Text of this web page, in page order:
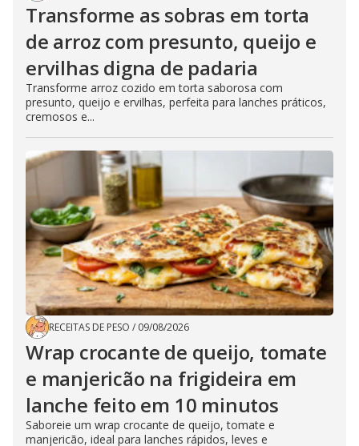
Transforme as sobras em torta
de arroz com presunto, queijo e
ervilhas digna de padaria
Transforme arroz cozido em torta saborosa com
presunto, queijo e ervilhas, perfeita para lanches práticos,
cremosos e...
RECEITAS DE PESO / 09/08/2026
Wrap crocante de queijo, tomate
e manjericão na frigideira em
lanche feito em 10 minutos
Saboreie um wrap crocante de queijo, tomate e
manjericão, ideal para lanches rápidos, leves e